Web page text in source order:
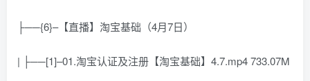
├──{6}–【直播】淘宝基础（4月7日）
| ├──[1]–01.淘宝认证及注册【淘宝基础】4.7.mp4 733.07M